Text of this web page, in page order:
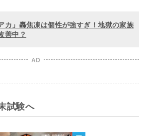
カ」轟焦凍は個性が強すぎ！地獄の家族
善中？
AD
試験へ